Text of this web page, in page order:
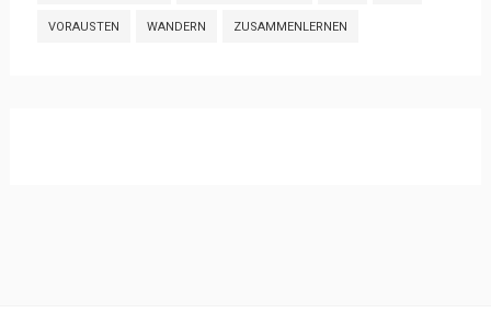
VORAUSTEN WANDERN ZUSAMMENLERNEN